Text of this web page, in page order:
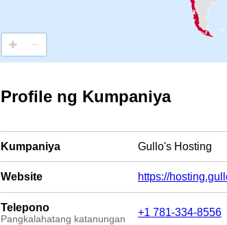
Profile ng Kumpaniya
Kumpaniya Gullo's Hosting
Website https://
Telepono
Pangkalahatang katanungan
+1 781-334-8556